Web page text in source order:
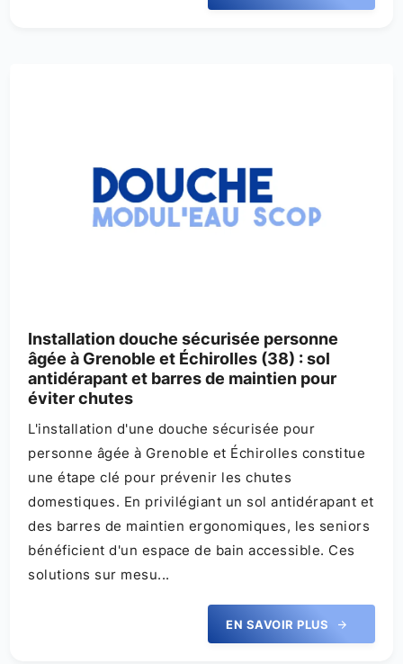
Installation douche sécurisée personne
âgée à Grenoble et Échirolles (38) : sol
antidérapant et barres de maintien pour
éviter chutes
L'installation d'une douche sécurisée pour
personne âgée à Grenoble et Échirolles constitue
une étape clé pour prévenir les chutes
domestiques. En privilégiant un sol antidérapant et
des barres de maintien ergonomiques, les seniors
bénéficient d'un espace de bain accessible. Ces
solutions sur mesu...
EN SAVOIR PLUS